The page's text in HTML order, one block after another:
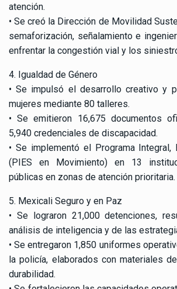
atención.
• Se creó la Dirección de Movilidad
semaforización, señalamiento e
enfrentar la congestión vial y los
4. Igualdad de Género
• Se impulsó el desarrollo creativo y
mujeres mediante 80 talleres.
• Se emitieron 16,675 documentos
5,940 credenciales de discapacidad.
• Se implementó el Programa Integral,
(PIES en Movimiento) en 13
públicas en zonas de atención prioritaria.
5. Mexicali Seguro y en Paz
• Se lograron 21,000 detenciones,
análisis de inteligencia y de las
• Se entregaron 1,850 uniformes
la policía, elaborados con materiales
durabilidad.